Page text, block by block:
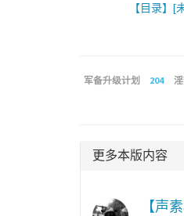
【目录】
军备升级计划 204
更多本版内容
【声